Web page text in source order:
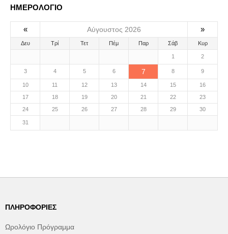
ΗΜΕΡΟΛΟΓΙΟ
« Αύγουστος 2026 »
Δευ Τρί Τετ Πέμ Παρ Σάβ Κυρ
1 2
3 4 5 6 7 8 9
10 11 12 13 14 15
16
17
18 19 20 21 22
23
24
25 26 27 28 29 30
31
ΠΛΗΡΟΦΟΡΊΕΣ
Ωρολόγιο Πρόγραμμα